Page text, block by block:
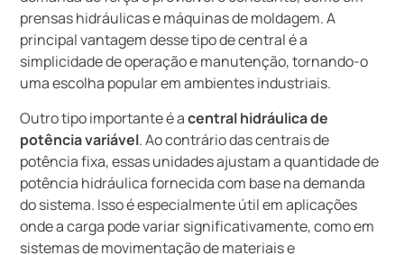
prensas hidráulicas e máquinas de moldagem. A
principal vantagem desse tipo de central é a
simplicidade de operação e manutenção, tornando-o
uma escolha popular em ambientes industriais.
Outro tipo importante é acentral hidráulica de
potência variável. Ao contrário das centrais de
potência fixa, essas unidades ajustam a quantidade de
potência hidráulica fornecida com base na demanda
do sistema. Isso é especialmente útil em aplicações
onde a carga pode variar significativamente, como em
sistemas de movimentação de materiais e